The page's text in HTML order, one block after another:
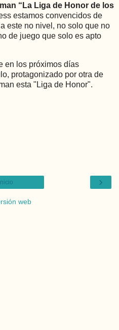
“La Liga de Honor de los
estamos convencidos de
este no nivel, no solo que no
de juego que solo es apto
en los próximos días
protagonizado por otra de
esta "Liga de Honor".
›
Inicio
web